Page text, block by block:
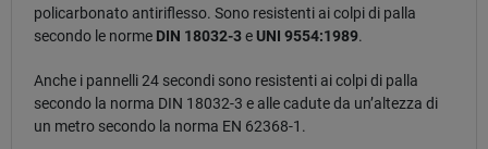
policarbonato antiriflesso. Sono resistenti ai colpi di palla
secondo le norme DIN 18032-3e UNI 9554:1989.
Anche i pannelli 24 secondi sono resistenti ai colpi di palla
secondo la norma DIN 18032-3 e alle cadute da un’altezza di
un metro secondo la norma EN 62368-1.